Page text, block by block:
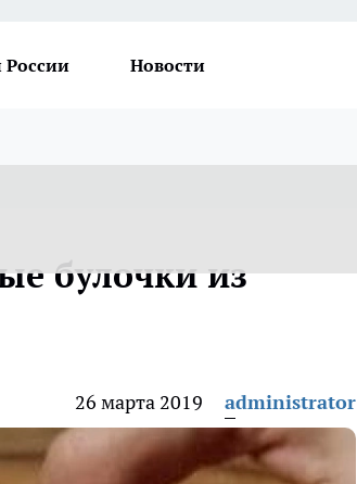
России Новости
булочки из
26 марта 2019 administrator